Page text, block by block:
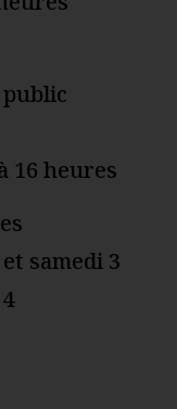
16 heures
samedi 3